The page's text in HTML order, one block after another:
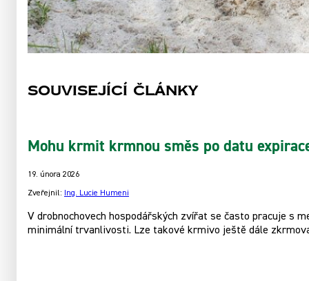
Související články
Mohu krmit krmnou směs po datu
19. února 2026
Zveřejnil: Ing. Lucie Humeni
V drobnochovech hospodářských zvířat se často pracuje s
minimální trvanlivosti. Lze takové krmivo ještě dále